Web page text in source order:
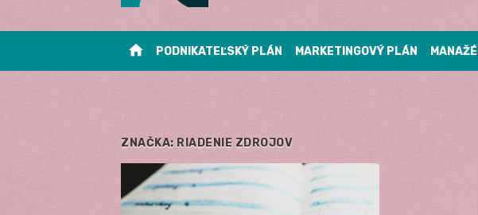
home PODNIKATEĽSKÝ PLÁN MARKETINGOVÝ PLÁN
ZNAČKA: RIADENIE ZDROJOV